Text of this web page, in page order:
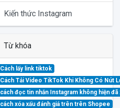
Kiến thức Instagram
Từ khóa
Cách lấy link tiktok
Cách Tải Video TikTok Khi Không Có Nút
cách đọc tin nhắn Instagram không hiện đã
cách xóa xấu đánh giá trên trên Shopee